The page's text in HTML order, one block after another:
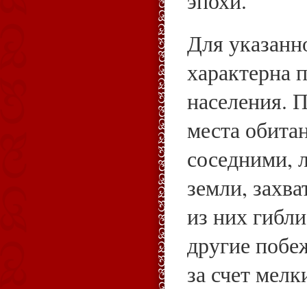
Для
характерна
населения.
места
соседними,
земли,
из них
другие
за счет